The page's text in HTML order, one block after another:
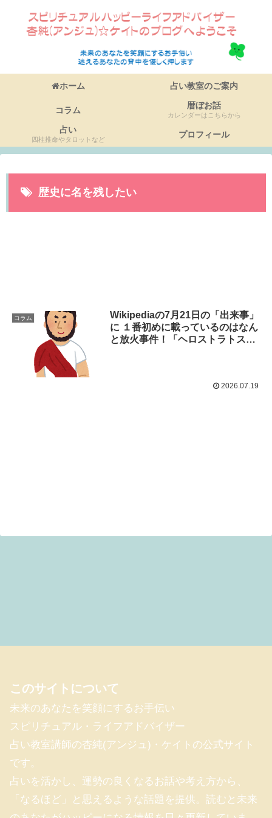
ホーム 占い教室のご案内
コラム 暦ぼお話
カレンダーはこちらから
占い
四柱推命やタロットなど プロフィール
歴史に名を残したい
コラム
Wikipediaの7月21日の「出来事」
に １番初めに載っているのはなん
と放火事件！「ヘロストラトスの
2026.07.19
このサイトについて
未来のあなたを笑顔にするお手伝い
スピリチュアル・ライフアドバイザー
占い教室講師の杏純(アンジュ)・ケイトの公式サイト
です。
占いを活かし、運勢の良くなるお話や考え方から、
「なるほど」と思えるような話題を提供。読むと未来